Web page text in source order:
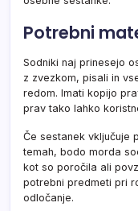
Potrebni
Sodniki naj prinesejo
z zvezkom, pisali in
redom. Imati kopijo
prav tako lahko
Če sestanek vključuje
temah, bodo morda
kot so poročila ali
potrebni predmeti pri
odločanje.